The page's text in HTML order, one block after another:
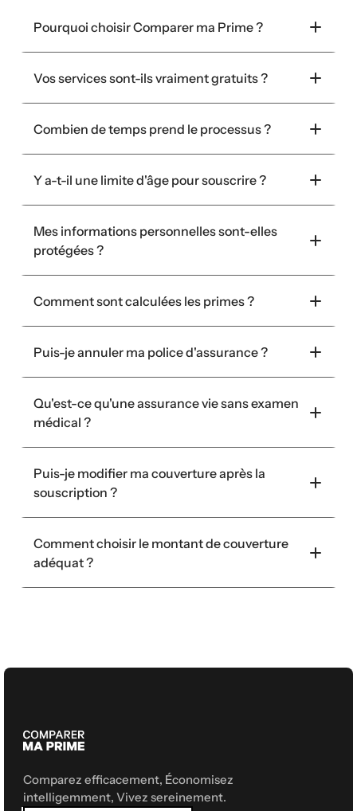
Pourquoi choisir Comparer ma Prime ?
Vos services sont-ils vraiment gratuits ?
Combien de temps prend le processus ?
Y a-t-il une limite d'âge pour souscrire ?
Mes informations personnelles sont-elles
protégées ?
Comment sont calculées les primes ?
Puis-je annuler ma police d'assurance ?
Qu'est-ce qu'une assurance vie sans examen
médical ?
Puis-je modifier ma couverture après la
souscription ?
Comment choisir le montant de couverture
adéquat ?
Comparez efficacement, Économisez
intelligemment, Vivez sereinement.